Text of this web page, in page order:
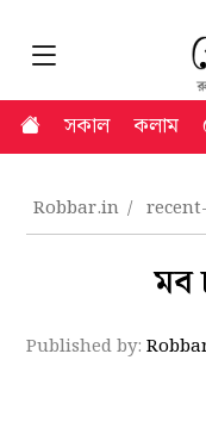
সকাল কলাম
Robbar.in
মব
Published by: